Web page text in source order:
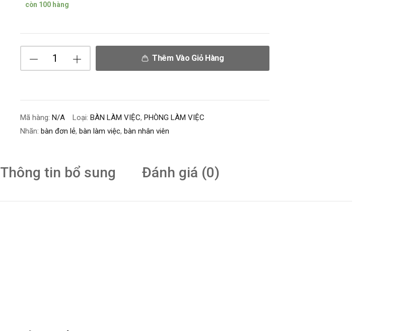
còn 100 hàng
Thêm Vào Giỏ Hàng
Mã hàng: N/A Loại: BÀN LÀM VIỆC, PHÒNG LÀM VIỆC
Nhãn: bàn đơn lẻ, bàn làm việc, bàn nhân viên
Thông tin bổ sung Đánh giá (0)